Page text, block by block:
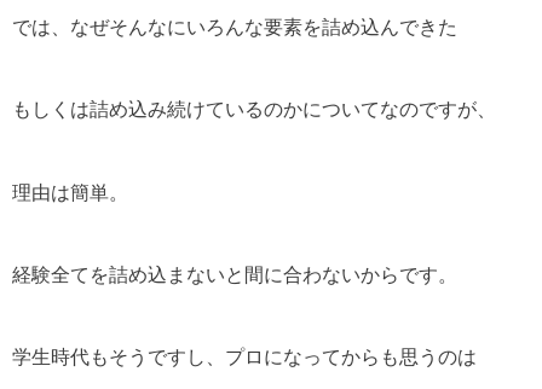
では、なぜそんなにいろんな要素を詰め込んできた
もしくは詰め込み続けているのかについてなのですが、
理由は簡単。
経験全てを詰め込まないと間に合わないからです。
学生時代もそうですし、プロになってからも思うのは